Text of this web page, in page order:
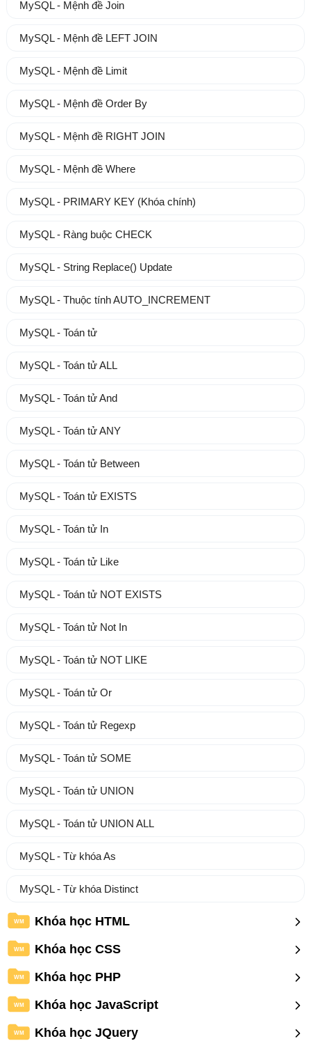
MySQL - Mệnh đề Join
MySQL - Mệnh đề LEFT JOIN
MySQL - Mệnh đề Limit
MySQL - Mệnh đề Order By
MySQL - Mệnh đề RIGHT JOIN
MySQL - Mệnh đề Where
MySQL - PRIMARY KEY (Khóa chính)
MySQL - Ràng buộc CHECK
MySQL - String Replace() Update
MySQL - Thuộc tính AUTO_INCREMENT
MySQL - Toán tử
MySQL - Toán tử ALL
MySQL - Toán tử And
MySQL - Toán tử ANY
MySQL - Toán tử Between
MySQL - Toán tử EXISTS
MySQL - Toán tử In
MySQL - Toán tử Like
MySQL - Toán tử NOT EXISTS
MySQL - Toán tử Not In
MySQL - Toán tử NOT LIKE
MySQL - Toán tử Or
MySQL - Toán tử Regexp
MySQL - Toán tử SOME
MySQL - Toán tử UNION
MySQL - Toán tử UNION ALL
MySQL - Từ khóa As
MySQL - Từ khóa Distinct
WM Khóa học HTML
WM Khóa học CSS
WM Khóa học PHP
WM Khóa học JavaScript
WM Khóa học JQuery